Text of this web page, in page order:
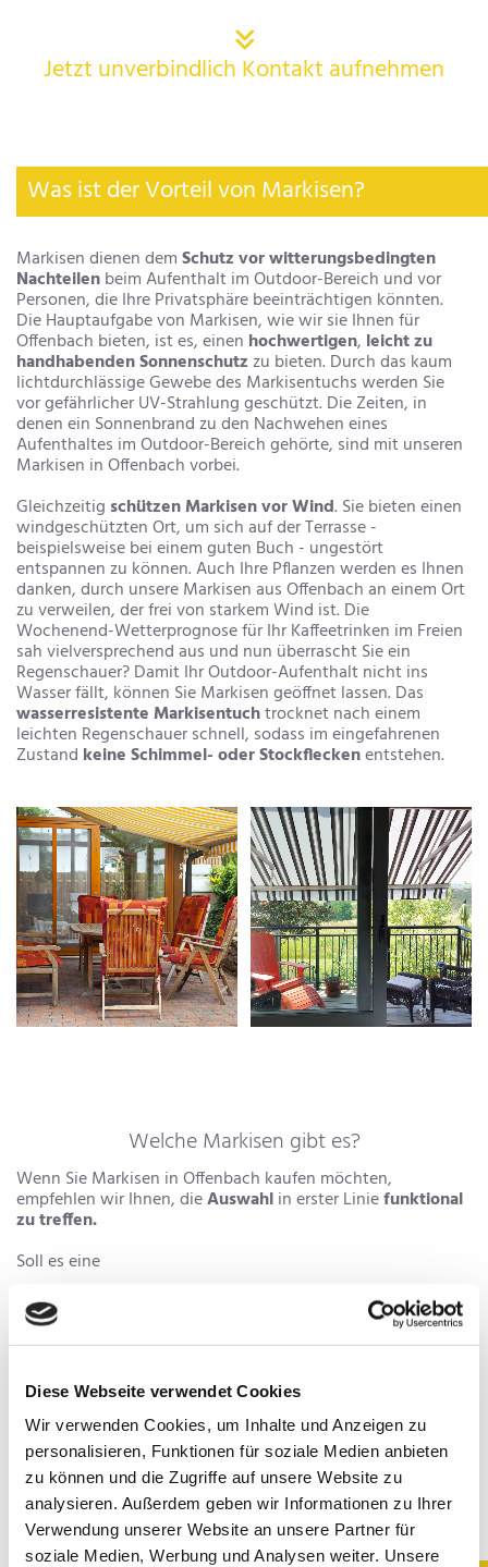
Diese Webseite verwendet Cookies
Wir verwenden Cookies, um Inhalte und Anzeigen zu
personalisieren, Funktionen für soziale Medien anbieten
zu können und die Zugriffe auf unsere Website zu
analysieren. Außerdem geben wir Informationen zu Ihrer
Verwendung unserer Website an unsere Partner für
soziale Medien, Werbung und Analysen weiter. Unsere

Jetzt unverbindlich Kontakt aufnehmen
Was ist der Vorteil von Markisen?
Markisen dienen demSchutz vor witterungsbedingten
Nachteilenbeim Aufenthalt im Outdoor-Bereich und vor
Personen, die Ihre Privatsphäre beeinträchtigen könnten.
Die Hauptaufgabe von Markisen, wie wir sie Ihnen für
Offenbach bieten, ist es, einen hochwertigen, leicht zu
handhabenden Sonnenschutzzu bieten. Durch das kaum
lichtdurchlässige Gewebe des Markisentuchs werden Sie
vor gefährlicher UV-Strahlung geschützt. Die Zeiten, in
denen ein Sonnenbrand zu den Nachwehen eines
Aufenthaltes im Outdoor-Bereich gehörte, sind mit unseren
Markisen in Offenbach vorbei.
Gleichzeitig schützenMarkisen vor Wind. Sie bieten einen
windgeschützten Ort, um sich auf der Terrasse -
beispielsweise bei einem guten Buch - ungestört
entspannen zu können. Auch Ihre Pflanzen werden es Ihnen
danken, durch unsere Markisen aus Offenbach an einem Ort
zu verweilen, der frei von starkem Wind ist. Die
Wochenend-Wetterprognose für Ihr Kaffeetrinken im Freien
sah vielversprechend aus und nun überrascht Sie ein
Regenschauer? Damit Ihr Outdoor-Aufenthalt nicht ins
Wasser fällt, können Sie Markisen geöffnet lassen. Das
wasserresistente Markisentuchtrocknet nach einem
leichten Regenschauer schnell, sodass im eingefahrenen
Zustand keine Schimmel- oder Stockfleckenentstehen.
Welche Markisen gibt es?
Wenn Sie Markisen in Offenbach kaufen möchten,
empfehlen wir Ihnen, dieAuswahlin erster Liniefunktional
zu treffen.
Soll es eine
Kassettenarkise
Gelenkmarkise
Wintergartenmarkisen
Seitenmarkisen
sein?